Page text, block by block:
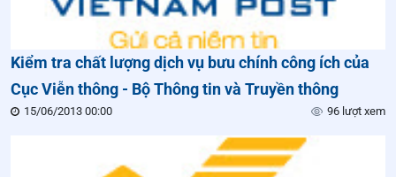
Kiểm tra chất lượng dịch vụ bưu chính công ích của
Cục Viễn thông - Bộ Thông tin và Truyền thông
15/06/2013 00:00 96 lượt xem